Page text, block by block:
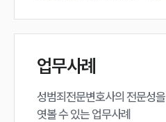
업무사례
성범죄전문변호사의 전문성을
엿볼 수 있는 업무사례